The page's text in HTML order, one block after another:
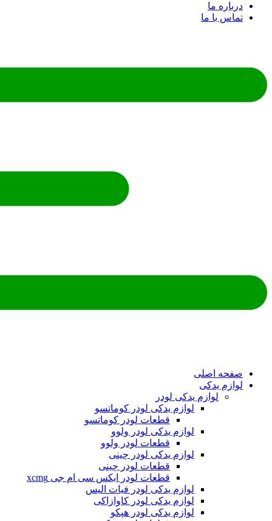
ما
با ما
اصلی
یدکی
لوازم یدکی لودر
لوازم یدکی لودر کوماتسو
قطعات لودر کوماتسو
لوازم یدکی لودر ولوو
قطعات لودر ولوو
لوازم یدکی لودر چینی
قطعات لودر چینی
قطعات لودر ایکس سی ام جی xcmg
لوازم یدکی لودر فیات الیس
لوازم یدکی لودر کاوازاکی
لوازم یدکی لودر هپکو